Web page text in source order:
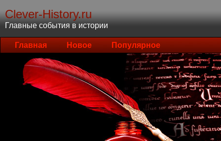
Clever-History.ru
Главные события в истории
Главная Новое Популярное